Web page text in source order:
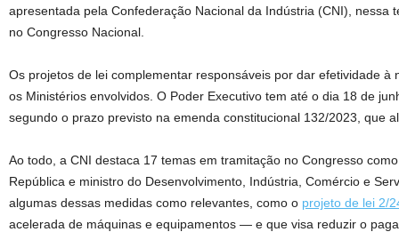
apresentada pela Confederação Nacional da Indústria (CNI), nessa
no Congresso Nacional.
Os projetos de lei complementar responsáveis por dar efetividade à
os Ministérios envolvidos. O Poder Executivo tem até o dia 18 de
segundo o prazo previsto na emenda constitucional 132/2023, que
Ao todo, a CNI destaca 17 temas em tramitação no Congresso
República e ministro do Desenvolvimento, Indústria, Comércio e
algumas dessas medidas como relevantes, como o projeto de lei 2/
acelerada de máquinas e equipamentos — e que visa reduzir o